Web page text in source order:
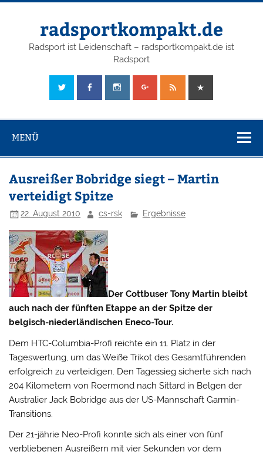
radsportkompakt.de
Radsport ist Leidenschaft – radsportkompakt.de ist
Radsport
MENÜ
Ausreißer Bobridge siegt – Martin
verteidigt Spitze
22. August 2010 cs-rsk Ergebnisse
Der Cottbuser Tony Martin bleibt
auch nach der fünften Etappe an der Spitze der
belgisch-niederländischen Eneco-Tour.
Dem HTC-Columbia-Profi reichte ein 11. Platz in der
Tageswertung, um das Weiße Trikot des Gesamtführenden
erfolgreich zu verteidigen. Den Tagessieg sicherte sich nach
204 Kilometern von Roermond nach Sittard in Belgen der
Australier Jack Bobridge aus der US-Mannschaft Garmin-
Transitions.
Der 21-jährie Neo-Profi konnte sich als einer von fünf
verbliebenen Ausreißern mit vier Sekunden vor dem